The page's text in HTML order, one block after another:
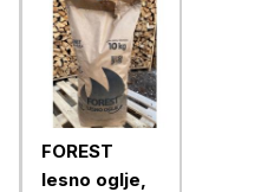
FOREST
lesno oglje,